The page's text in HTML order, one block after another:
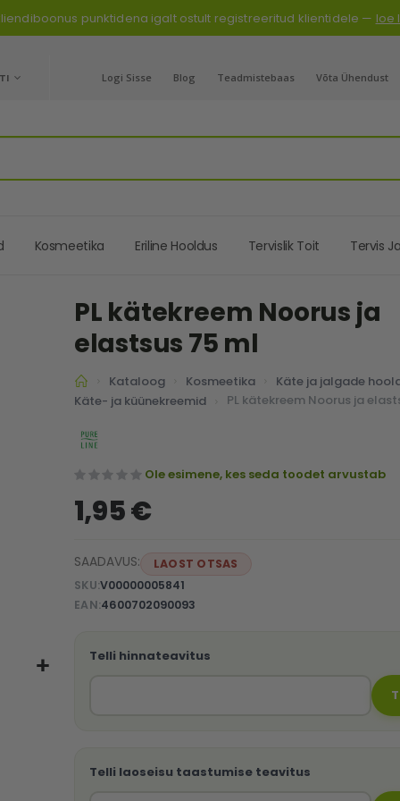
punktidena igalt ostult registreeritud klientidele — loe
Logi Sisse Blog Teadmistebaas Võta Ühendust
Kosmeetika Eriline Hooldus Tervislik Toit Tervis
PL kätekreem Noorus ja
elastsus 75 ml
Kataloog Kosmeetika
Käte ja jalgade
Käte- ja küünekreemid
PL kätekreem Noorus ja
Ole esimene, kes seda toodet arvustab
1,95 €
SAADAVUS:
LAOST OTSAS
SKU V00000005841
EAN 4600702090093
Telli hinnateavitus
Telli laoseisu taastumise teavitus